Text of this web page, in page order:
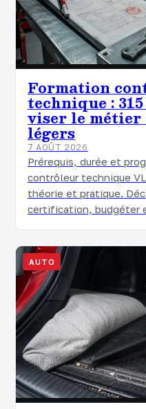
Formation
technique :
viser le métier
légers
7 AOÛT 2026
Prérequis, durée et
contrôleur technique
théorie et pratique.
certification, budgéter
AUTO